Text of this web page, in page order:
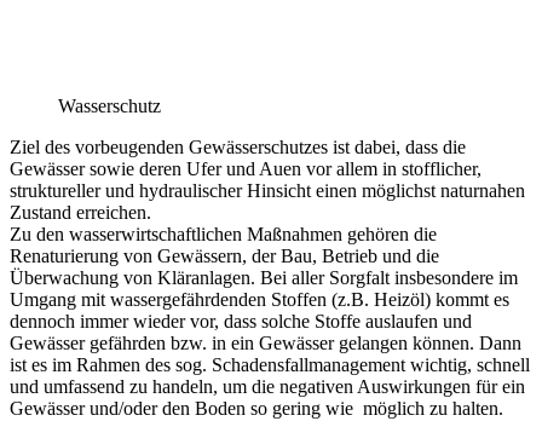
Wasserschutz
Ziel des vorbeugenden Gewässerschutzes ist dabei, dass die
Gewässer sowie deren Ufer und Auen vor allem in stofflicher,
struktureller und hydraulischer Hinsicht einen möglichst naturnahen
Zustand erreichen.
Zu den wasserwirtschaftlichen Maßnahmen gehören die
Renaturierung von Gewässern, der Bau, Betrieb und die
Überwachung von Kläranlagen. Bei aller Sorgfalt insbesondere im
Umgang mit wassergefährdenden Stoffen (z.B. Heizöl) kommt es
dennoch immer wieder vor, dass solche Stoffe auslaufen und
Gewässer gefährden bzw. in ein Gewässer gelangen können. Dann
ist es im Rahmen des sog. Schadensfallmanagement wichtig, schnell
und umfassend zu handeln, um die negativen Auswirkungen für ein
Gewässer und/oder den Boden so gering wie möglich zu halten.